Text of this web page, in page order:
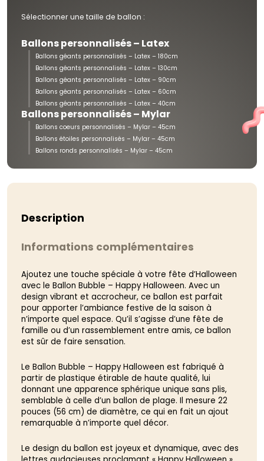
Sélectionner une taille de ballon :
Ballons personnalisés – Latex
Ballons géants personnalisés – Latex – 180cm
Ballons géants personnalisés – Latex – 130cm
Ballons géants personnalisés – Latex – 90cm
Ballons géants personnalisés – Latex – 60cm
Ballons géants personnalisés – Latex – 40cm
Ballons personnalisés – Mylar
Ballons coeurs personnalisés – Mylar – 45cm
Ballons étoiles personnalisés – Mylar – 45cm
Ballons ronds personnalisés – Mylar – 45cm
Description
Informations complémentaires
Ajoutez une touche spéciale à votre fête d’Halloween
avec le Ballon Bubble – Happy Halloween. Avec un
design vibrant et accrocheur, ce ballon est parfait
pour apporter l’ambiance festive de la saison à
n’importe quel espace. Qu’il s’agisse d’une fête de
famille ou d’un rassemblement entre amis, ce ballon
est sûr de faire sensation.
Le Ballon Bubble – Happy Halloween est fabriqué à
partir de plastique étirable de haute qualité, lui
donnant une apparence sphérique unique sans plis,
semblable à celle d’un ballon de plage. Il mesure 22
pouces (56 cm) de diamètre, ce qui en fait un ajout
remarquable à n’importe quel décor.
Le design du ballon est joyeux et dynamique, avec des